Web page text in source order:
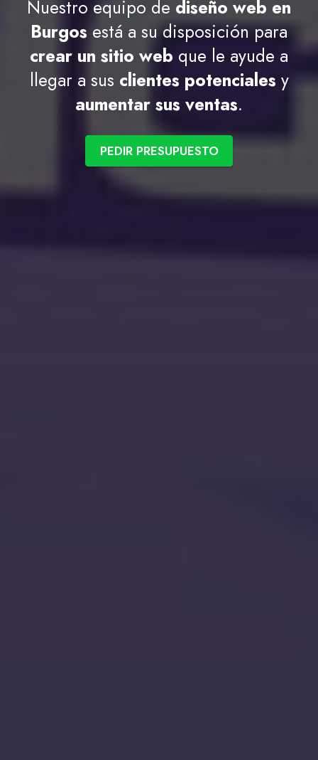
Nuestro equipo de diseño web en
Burgos está a su disposición para
crear un sitio web que le ayude a
llegar a sus clientes potenciales y
aumentar sus ventas.
PEDIR PRESUPUESTO